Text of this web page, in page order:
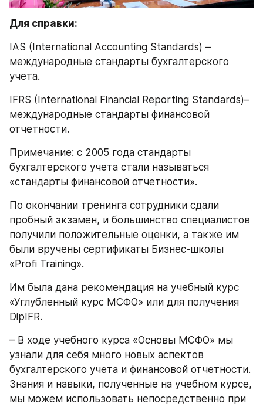
Для справки:
IAS (International Accounting Standards) –
международные стандарты бухгалтерского
учета.
IFRS (International Financial Reporting Standards)–
международные стандарты финансовой
отчетности.
Примечание: с 2005 года стандарты
бухгалтерского учета стали называться
«стандарты финансовой отчетности».
По окончании тренинга сотрудники сдали
пробный экзамен, и большинство специалистов
получили положительные оценки, а также им
были вручены сертификаты Бизнес-школы
«Profi Training».
Им была дана рекомендация на учебный курс
«Углубленный курс МСФО» или для получения
DipIFR.
– В ходе учебного курса «Основы МСФО» мы
узнали для себя много новых аспектов
бухгалтерского учета и финансовой отчетности.
Знания и навыки, полученные на учебном курсе,
мы можем использовать непосредственно при